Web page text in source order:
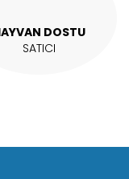
DOSTU
SATICI